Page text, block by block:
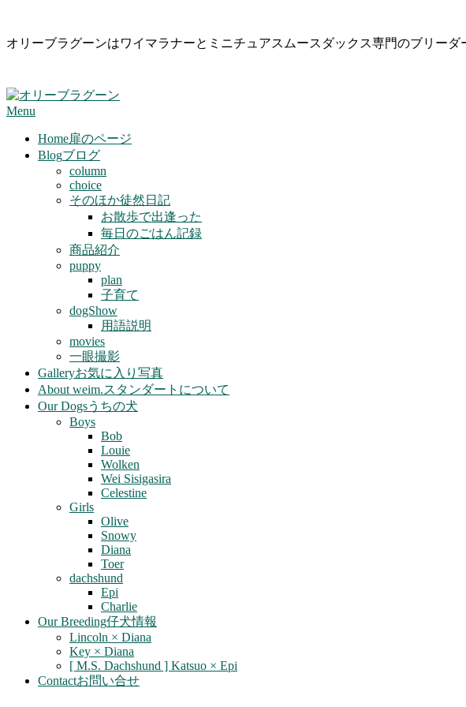
Skip
オリーブラグーンはワイマラナーとミニチュアスムースダックス専門のブリー
Primary
Menu
Menu
Home扉のページ
Blogブログ
column
choice
そのほか徒然日記
お散歩で出逢った
毎日のごはん記録
商品紹介
puppy
plan
子育て
dogShow
用語説明
movies
一眼撮影
Galleryお気に入り写真
About weim.スタンダートについて
Our Dogsうちの犬
Boys
Bob
Louie
Wolken
Wei Sisigasira
Celestine
Girls
Olive
Snowy
Diana
Toer
dachshund
Epi
Charlie
Our Breeding仔犬情報
Lincoln × Diana
Key × Diana
[ M.S. Dachshund ] Katsuo × Epi
Contactお問い合せ